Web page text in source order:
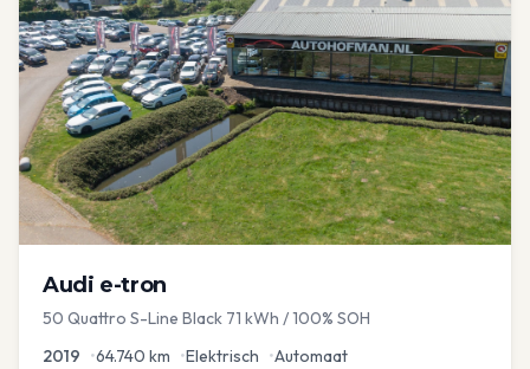
Audi e-tron
50 Quattro S-Line Black 71 kWh / 100% SOH
2019 •64.740 km •Elektrisch •Automaat